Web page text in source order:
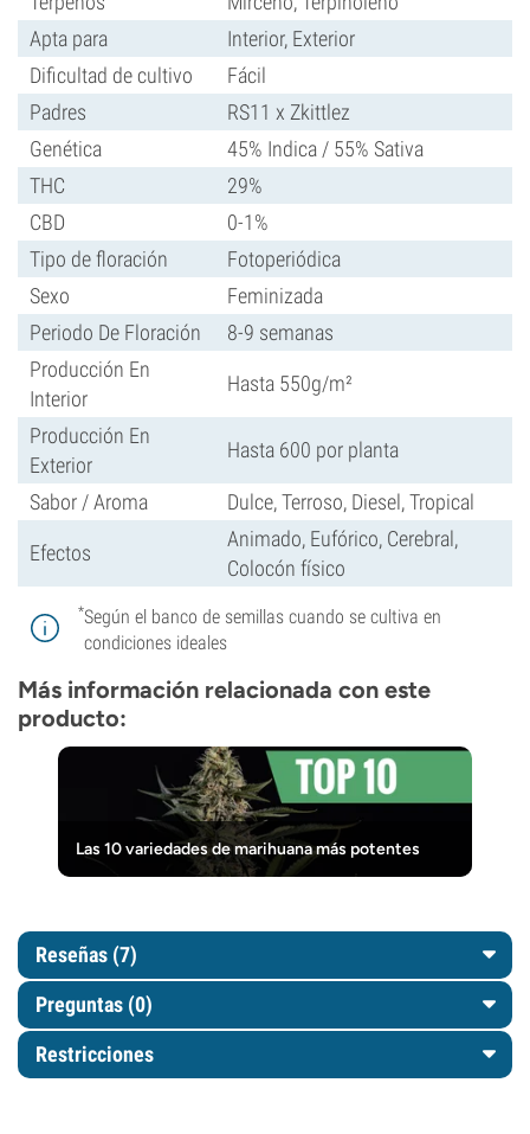
Apta para
Interior, Exterior
Dificultad de cultivo
Fácil
Padres
RS11 x Zkittlez
Genética
45% Indica / 55% Sativa
THC
29%
CBD
0-1%
Tipo de floración
Fotoperiódica
Sexo
Feminizada
Periodo De Floración
8-9 semanas
Producción En
Interior
Hasta 550g/m²
Producción En
Exterior
Hasta 600 por planta
Sabor / Aroma Dulce, Terroso, Diesel, Tropical
Efectos
Animado, Eufórico, Cerebral,
Colocón físico
*Según el banco de semillas cuando se cultiva en
condiciones ideales
Más información relacionada con este
producto:
Las 10 variedades de marihuana más potentes
Reseñas (7)
Preguntas (0)
Restricciones